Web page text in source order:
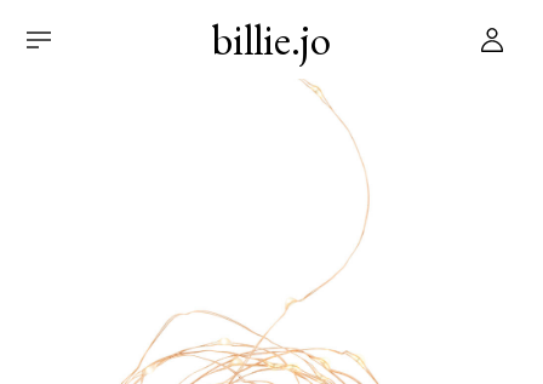
billie.jo